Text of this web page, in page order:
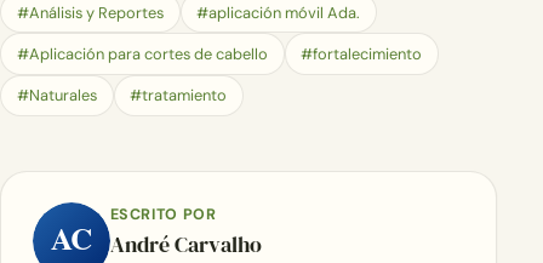
#Análisis y Reportes #aplicación móvil Ada.
#Aplicación para cortes de cabello #fortalecimiento
#Naturales #tratamiento
AC
ESCRITO POR
André Carvalho